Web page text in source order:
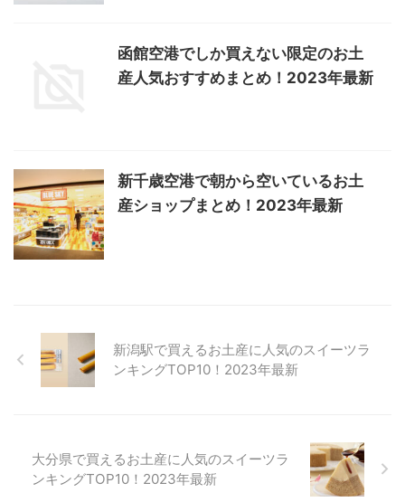
函館空港でしか買えない限定のお土
産人気おすすめまとめ！2023年最新
新千歳空港で朝から空いているお土
産ショップまとめ！2023年最新
新潟駅で買えるお土産に人気のスイーツラ
ンキングTOP10！2023年最新
大分県で買えるお土産に人気のスイーツラ
ンキングTOP10！2023年最新